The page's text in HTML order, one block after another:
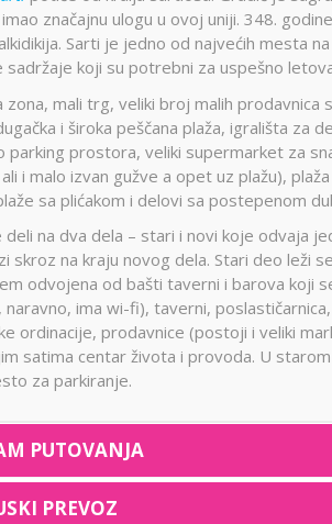
značajnu ulogu u ovoj uniji. 348.
Sarti je jedno od najvećih mesta na
sadržaje koji su potrebni za uspešno
zona, mali trg, veliki broj malih
i široka peščana plaža, igrališta za
parking prostora, veliki supermarket za
i malo izvan gužve a opet uz plažu),
sa plićakom i delovi sa postepenom
deli na dva dela – stari i novi koje odvaja
skroz na kraju novog dela. Stari deo leži
odvojena od bašti taverni i barova koji
naravno, ima wi-fi), taverni,
ordinacije, prodavnice (postoji i veliki
satima centar života i provoda. U
za parkiranje.
PUTOVANJA
PREVOZ